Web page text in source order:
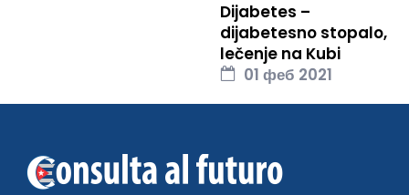
Dijabetes –
dijabetesno stopalo,
lečenje na Kubi
01 феб 2021